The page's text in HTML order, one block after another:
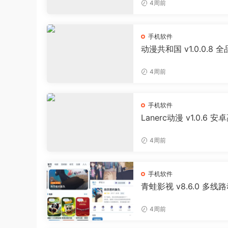
4周前
手机软件
动漫共和国 v1.0.0.8 全
投屏缓存工具
4周前
手机软件
Lanerc动漫 v1.0.6 安卓
4周前
手机软件
青蛙影视 v8.6.0 多线路
剧软件
4周前